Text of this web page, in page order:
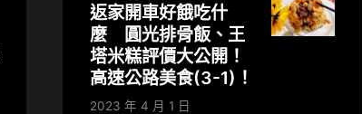
返家開車好餓吃什
麼 圓光排骨飯、王
塔米糕評價大公開！
高速公路美食(3-1)！
2023 年 4 月 1 日